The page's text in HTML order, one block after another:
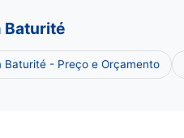
Baturité
Baturité - Preço e Orçamento